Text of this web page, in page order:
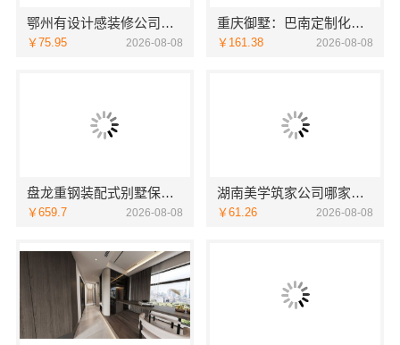
鄂州有设计感装修公司实景案例，湖北百年米莱
￥75.95 2026-08-08
重庆御墅：巴南定制化建房工期短
￥161.38 2026-08-08
盘龙重钢装配式别墅保温隔热，云南晟构建筑建材有限公司
￥659.7 2026-08-08
湖南美学筑家公司哪家专业：源头直供建材
￥61.26 2026-08-08